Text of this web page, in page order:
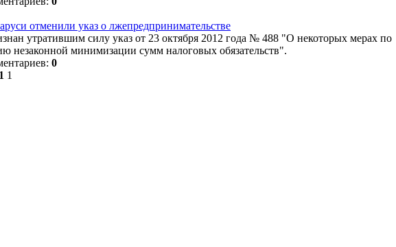
отменили указ о лжепредпринимательстве
утратившим силу указ от 23 октября 2012 года № 488 "О некоторых мерах по
незаконной минимизации сумм налоговых обязательств".
0
1 1